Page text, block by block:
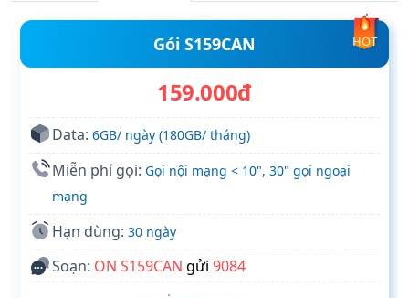
HOT
Gói S159CAN
159.000đ
Data: 6GB/ ngày (180GB/ tháng)
Miễn phí gọi: Gọi nội mạng < 10", 30" gọi ngoại
mạng
Hạn dùng: 30 ngày
Soạn: ON S159CAN gửi 9084